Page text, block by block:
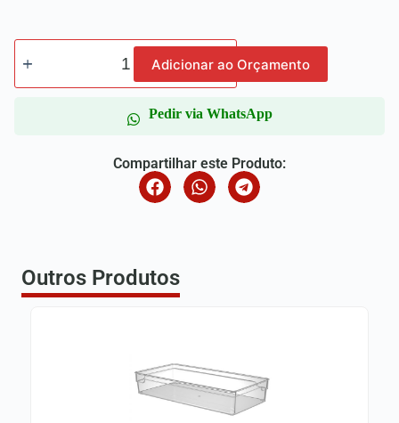
Adicionar ao Orçamento
Pedir via WhatsApp
Compartilhar este Produto:
Outros Produtos